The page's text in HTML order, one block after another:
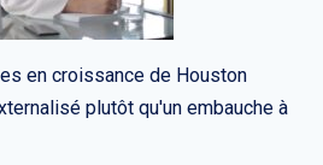
en croissance de Houston
plutôt qu'un embauche à